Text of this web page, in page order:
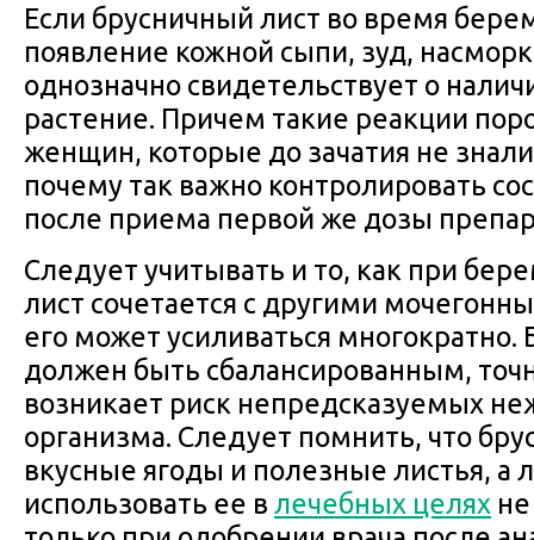
Если брусничный лист во время
появление кожной сыпи, зуд,
однозначно свидетельствует о
растение. Причем такие реакции
женщин, которые до зачатия не
почему так важно контролировать
после приема первой же дозы
Следует учитывать и то, как при
лист сочетается с другими
его может усиливаться многократно.
должен быть сбалансированным,
возникает риск непредсказуемых
организма. Следует помнить, что
вкусные ягоды и полезные листья, а
использовать ее в лечебных целях